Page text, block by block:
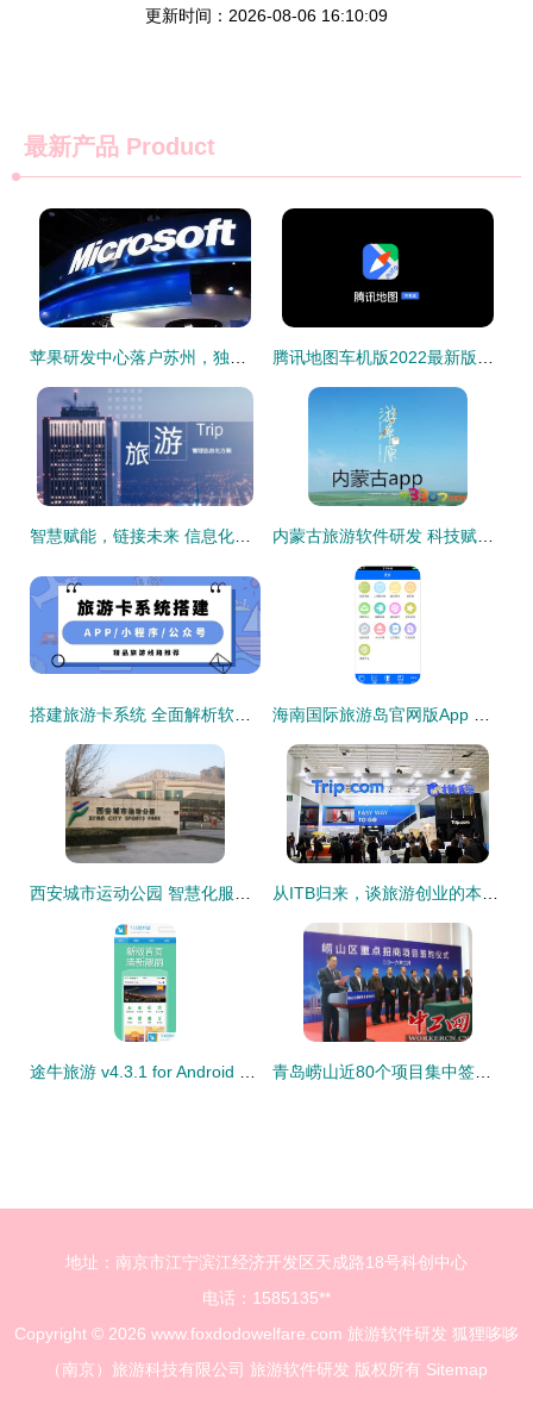
更新时间：2026-08-06 16:10:09
最新产品 Product
地址：南京市江宁滨江经济开发区天成路18号科创中心
电话：1585135**
Copyright © 2026 www.foxdodowelfare.com 旅游软件研发 狐狸哆哆
（南京）旅游科技有限公司 旅游软件研发 版权所有 Sitemap